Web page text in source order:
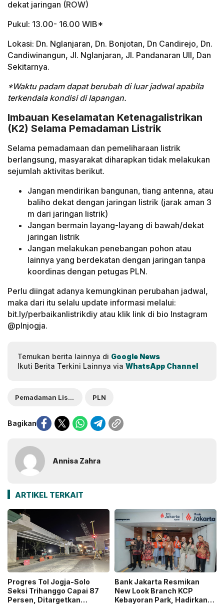
dekat jaringan (ROW)
Pukul: 13.00- 16.00 WIB*
Lokasi: Dn. Nglanjaran, Dn. Bonjotan, Dn Candirejo, Dn.
Candiwinangun, JI. Nglanjaran, JI. Pandanaran Ull, Dan
Sekitarnya.
*Waktu padam dapat berubah di luar jadwal apabila
terkendala kondisi di lapangan.
Imbauan Keselamatan Ketenagalistrikan
(K2) Selama Pemadaman Listrik
Selama pemadamaan dan pemeliharaan listrik
berlangsung, masyarakat diharapkan tidak melakukan
sejumlah aktivitas berikut.
Jangan mendirikan bangunan, tiang antenna, atau
baliho dekat dengan jaringan listrik (jarak aman 3
m dari jaringan listrik)
Jangan bermain layang-layang di bawah/dekat
jaringan listrik
Jangan melakukan penebangan pohon atau
lainnya yang berdekatan dengan jaringan tanpa
koordinas dengan petugas PLN.
Perlu diingat adanya kemungkinan perubahan jadwal,
maka dari itu selalu update informasi melalui:
bit.ly/perbaikanlistrikdiy atau klik link di bio Instagram
@plnjogja.
Temukan berita lainnya di Google News
Ikuti Berita Terkini Lainnya via WhatsApp Channel
Pemadaman Listrik PLN
Bagikan
Annisa Zahra
ARTIKEL TERKAIT
Progres Tol Jogja-Solo
Seksi Trihanggo Capai 87
Persen, Ditargetkan
Bank Jakarta Resmikan
New Look Branch KCP
Kebayoran Park, Hadirkan